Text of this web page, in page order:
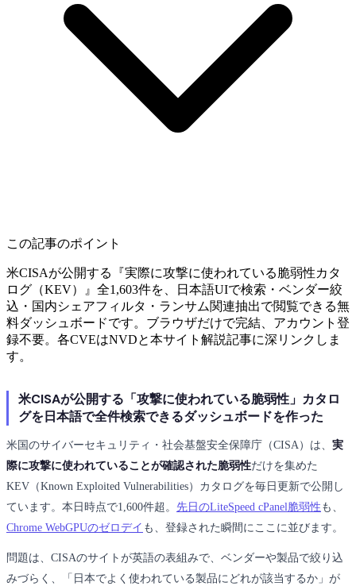
この記事のポイント
米CISAが公開する『実際に攻撃に使われている脆弱性カタ
ログ（KEV）』全1,603件を、日本語UIで検索・ベンダー絞
込・国内シェアフィルタ・ランサム関連抽出で閲覧できる無
料ダッシュボードです。ブラウザだけで完結、アカウント登
録不要。各CVEはNVDと本サイト解説記事に深リンクしま
す。
米CISAが公開する「攻撃に使われている脆弱性」カタロ
グを日本語で全件検索できるダッシュボードを作った
米国のサイバーセキュリティ・社会基盤安全保障庁（CISA）は、 実
際に攻撃に使われていることが確認された脆弱性だけを集めた
KEV（Known Exploited Vulnerabilities）カタログを毎日更新で公開し
ています。本日時点で1,600件超。 先日のLiteSpeed cPanel脆弱性 も、
Chrome WebGPUのゼロデイ も、登録された瞬間にここに並びます。
問題は、CISAのサイトが英語の表組みで、ベンダーや製品で絞り込
みづらく、「日本でよく使われている製品にどれが該当するか」が